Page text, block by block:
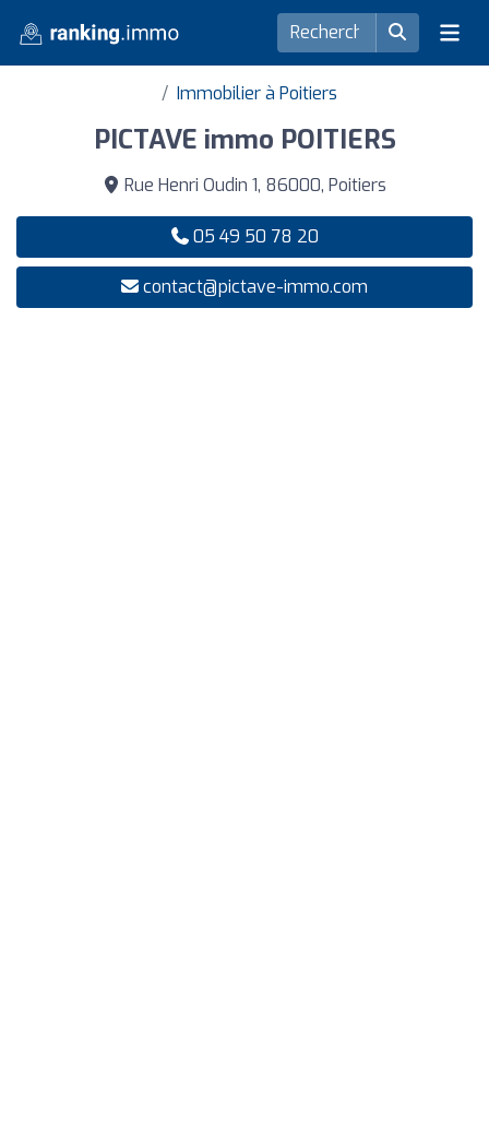
Immobilier à Poitiers
PICTAVE immo POITIERS
Rue Henri Oudin 1, 86000, Poitiers
05 49 50 78 20
contact@pictave-immo.com